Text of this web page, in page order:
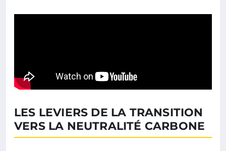
LES LEVIERS DE LA TRANSITION
VERS LA NEUTRALITÉ CARBONE